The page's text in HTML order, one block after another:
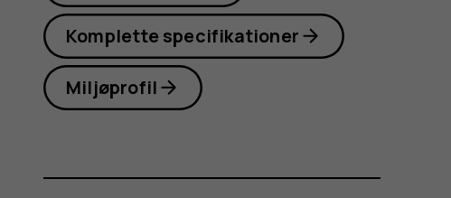
Komplette specifikationer
Miljøprofil